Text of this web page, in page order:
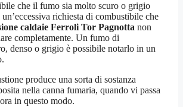
che il fumo sia molto scuro o grigio
un’eccessiva richiesta di combustibile che
caldaie Ferroli Tor Pagnotta non
completamente. Un fumo di
denso o grigio è possibile notarlo in un
produce una sorta di sostanza
nella canna fumaria, quando vi passa
in questo modo.